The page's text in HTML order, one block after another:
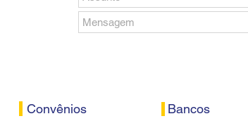
Convênios Bancos